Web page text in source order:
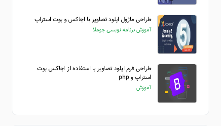
طراحی ماژول اپلود تصاویر با اجاکس و بوت استراپ
آموزش برنامه نویسی جوملا
طراحی فرم اپلود تصاویر با استفاده از اجاکس بوت
استراپ و php
آموزش